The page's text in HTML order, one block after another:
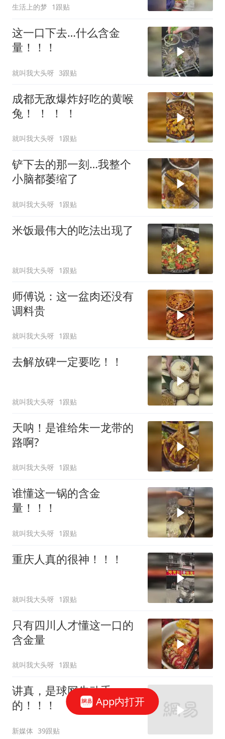
生活上的梦 1跟贴
这一口下去…什么含金
量！！！
就叫我大头呀 3跟贴
成都无敌爆炸好吃的黄喉
兔！ ！ ！ ！
就叫我大头呀 1跟贴
铲下去的那一刻…我整个
小脑都萎缩了
就叫我大头呀 1跟贴
米饭最伟大的吃法出现了
就叫我大头呀 1跟贴
师傅说：这一盆肉还没有
调料贵
就叫我大头呀 1跟贴
去解放碑一定要吃！！
就叫我大头呀 1跟贴
天呐！是谁给朱一龙带的
路啊?
就叫我大头呀 1跟贴
谁懂这一锅的含金
量！！！
就叫我大头呀 1跟贴
重庆人真的很神！！！
就叫我大头呀 1跟贴
只有四川人才懂这一口的
含金量
就叫我大头呀 1跟贴
讲真，是球网先动手
的！！！
新媒体 39跟贴
App内打开